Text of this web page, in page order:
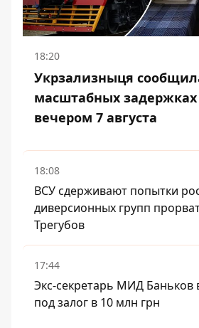
18:20
Укрзализныця
масштабных задержках
вечером 7 августа
18:08
ВСУ сдерживают попытки
диверсионных групп
Трегубов
17:44
Экс-секретарь МИД
под залог в 10 млн грн